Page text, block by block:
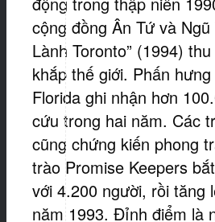
cộng đồng Ân Tứ và Ngũ
Lành Toronto” (1994)
khắp thế giới. Phấn
Florida ghi nhận hơn
cứu trong hai năm. Các
cũng chứng kiến phong
trào Promise Keepers
với 4.200 người, rồi tăng
năm 1993. Đỉnh điểm là